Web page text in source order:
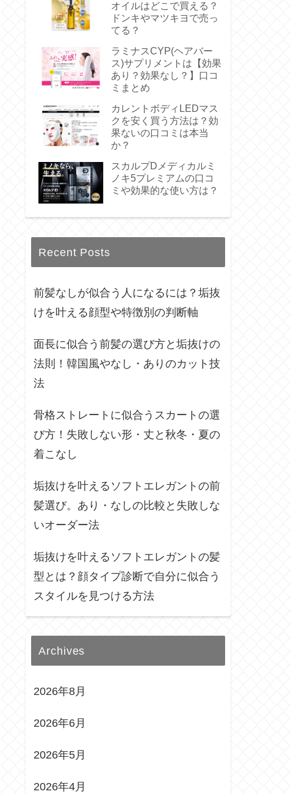
オイルはどこで買える？
ドンキやマツキヨで売っ
てる？
ラミナスCYP(ヘアバー
ス)サプリメントは【効果
あり？効果なし？】口コ
ミまとめ
カレントボディLEDマス
クを安く買う方法は？効
果ないの口コミは本当
か？
スカルプDメディカルミ
ノキ5プレミアムの口コ
ミや効果的な使い方は？
Recent Posts
前髪なしが似合う人になるには？垢抜
けを叶える顔型や特徴別の判断軸
面長に似合う前髪の選び方と垢抜けの
法則！韓国風やなし・ありのカット技
法
骨格ストレートに似合うスカートの選
び方！失敗しない形・丈と秋冬・夏の
着こなし
垢抜けを叶えるソフトエレガントの前
髪選び。あり・なしの比較と失敗しな
いオーダー法
垢抜けを叶えるソフトエレガントの髪
型とは？顔タイプ診断で自分に似合う
スタイルを見つける方法
Archives
2026年8月
2026年6月
2026年5月
2026年4月